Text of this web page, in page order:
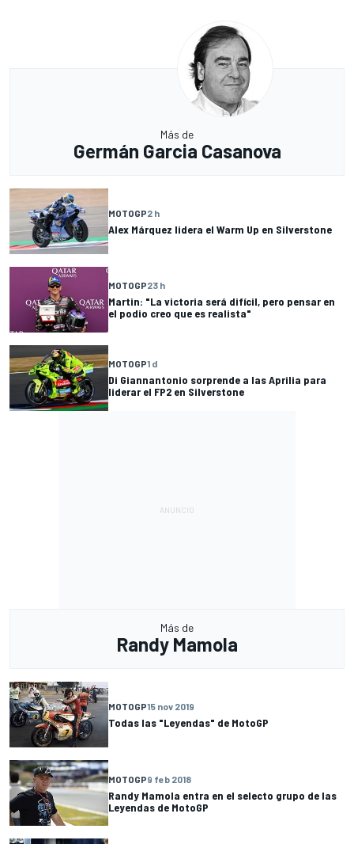
Más de
Germán Garcia Casanova
MOTOGP2 h
Alex Márquez lidera el Warm Up en Silverstone
MOTOGP23 h
Martin: "La victoria será difícil, pero pensar en
el podio creo que es realista"
MOTOGP1 d
Di Giannantonio sorprende a las Aprilia para
liderar el FP2 en Silverstone
Más de
Randy Mamola
MOTOGP15 nov 2019
Todas las "Leyendas" de MotoGP
MOTOGP9 feb 2018
Randy Mamola entra en el selecto grupo de las
Leyendas de MotoGP